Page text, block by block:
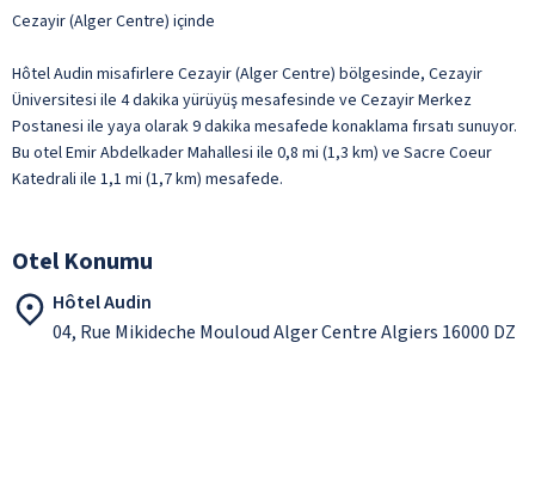
Cezayir (Alger Centre) içinde
Hôtel Audin misafirlere Cezayir (Alger Centre) bölgesinde, Cezayir
Üniversitesi ile 4 dakika yürüyüş mesafesinde ve Cezayir Merkez
Postanesi ile yaya olarak 9 dakika mesafede konaklama fırsatı sunuyor.
Bu otel Emir Abdelkader Mahallesi ile 0,8 mi (1,3 km) ve Sacre Coeur
Katedrali ile 1,1 mi (1,7 km) mesafede.
Otel Konumu
Hôtel Audin
04, Rue Mikideche Mouloud Alger Centre Algiers 16000 DZ